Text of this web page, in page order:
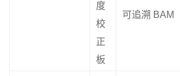
度
校
正
板
可追溯 BAM